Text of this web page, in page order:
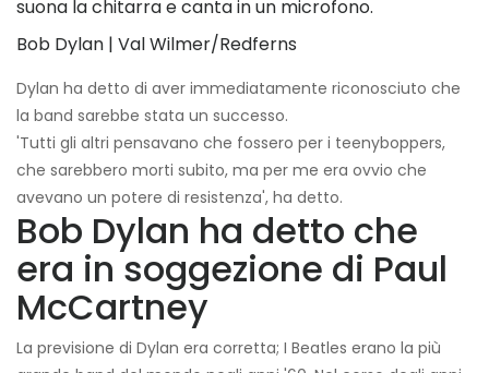
Bob Dylan | Val Wilmer/Redferns
Dylan ha detto di aver immediatamente riconosciuto che
la band sarebbe stata un successo.
'Tutti gli altri pensavano che fossero per i teenyboppers,
che sarebbero morti subito, ma per me era ovvio che
avevano un potere di resistenza', ha detto.
Bob Dylan ha detto che
era in soggezione di Paul
McCartney
La previsione di Dylan era corretta; I Beatles erano la più